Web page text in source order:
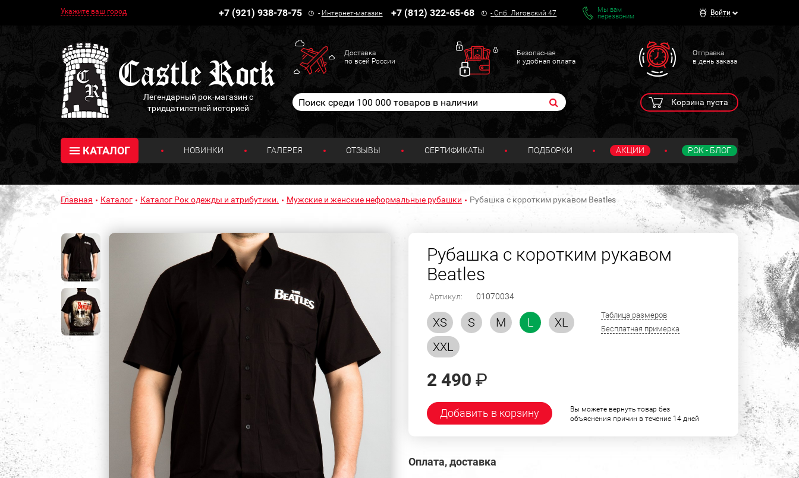
Укажите ваш город +7 (921) 938-78-75 - Интернет-магазин +7 (812) 322-65-68 -Спб. Лиговский 47
Мы вам
перезвоним
Войти
Легендарный рок-магазин с
тридцатилетней историей
Доставка
по всей России
Безопасная
и удобная оплата
Отправка
в день заказа
Корзина пуста
КАТАЛОГ НОВИНКИ ГАЛЕРЕЯ ОТЗЫВЫ СЕРТИФИКАТЫ ПОДБОРКИ АКЦИИ РОК - БЛОГ
Главная Каталог Каталог Рок одежды и атрибутики. Мужские и женские неформальные рубашки Рубашка с коротким рукавом Beatles
Рубашка с коротким рукавом
Beatles
Артикул: 01070034
XS S M L
XL
XXL
Таблица размеров
Бесплатная примерка
2 490 ₽
Добавить в корзину
Вы можете вернуть товар без
объяснения причин в течение 14 дней
Оплата, доставка